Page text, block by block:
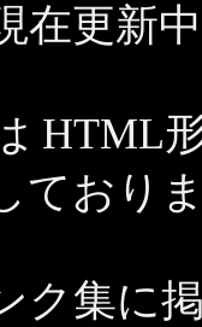
在更新
HTML
ており
ク集に